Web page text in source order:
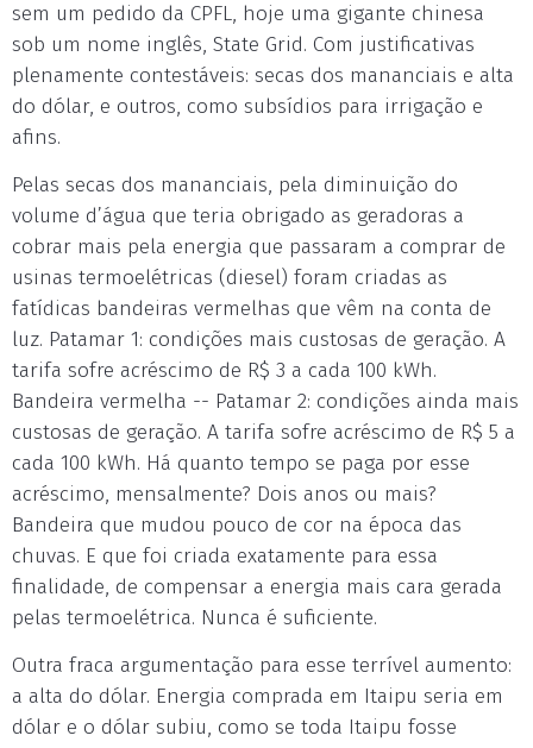
sem um pedido da CPFL, hoje uma gigante chinesa
sob um nome inglês, State Grid. Com justificativas
plenamente contestáveis: secas dos mananciais e alta
do dólar, e outros, como subsídios para irrigação e
afins.
Pelas secas dos mananciais, pela diminuição do
volume d’água que teria obrigado as geradoras a
cobrar mais pela energia que passaram a comprar de
usinas termoelétricas (diesel) foram criadas as
fatídicas bandeiras vermelhas que vêm na conta de
luz. Patamar 1: condições mais custosas de geração. A
tarifa sofre acréscimo de R$ 3 a cada 100 kWh.
Bandeira vermelha -- Patamar 2: condições ainda mais
custosas de geração. A tarifa sofre acréscimo de R$ 5 a
cada 100 kWh. Há quanto tempo se paga por esse
acréscimo, mensalmente? Dois anos ou mais?
Bandeira que mudou pouco de cor na época das
chuvas. E que foi criada exatamente para essa
finalidade, de compensar a energia mais cara gerada
pelas termoelétrica. Nunca é suficiente.
Outra fraca argumentação para esse terrível aumento:
a alta do dólar. Energia comprada em Itaipu seria em
dólar e o dólar subiu, como se toda Itaipu fosse